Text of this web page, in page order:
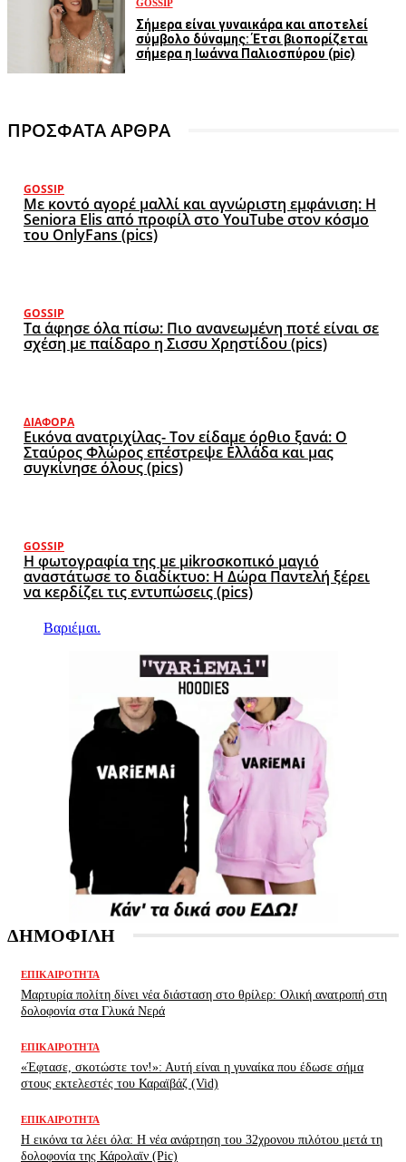
GOSSIP
Σήμερα είναι γυναικάρα και αποτελεί
σύμβολο δύναμης: Έτσι βιοπορίζεται
σήμερα η Ιωάννα Παλιοσπύρου (pic)
ΠΡΟΣΦΑΤΑ ΑΡΘΡΑ
GOSSIP
Με κοντό αγορέ μαλλί και αγνώριστη εμφάνιση: Η
Seniora Elis από προφίλ στο YouTube στον κόσμο
του OnlyFans (pics)
GOSSIP
Τα άφησε όλα πίσω: Πιο ανανεωμένη ποτέ είναι σε
σχέση με παίδαρο η Σισσυ Χρηστίδου (pics)
ΔΙΆΦΟΡΑ
Εικόνα ανατριχίλας- Τον είδαμε όρθιο ξανά: Ο
Σταύρος Φλώρος επέστρεψε Ελλάδα και μας
συγκίνησε όλους (pics)
GOSSIP
Η φωτογραφία της με μikroσκοπικό μαγιό
αναστάτωσε το διαδίκτυο: Η Δώρα Παντελή ξέρει
να κερδίζει τις εντυπώσεις (pics)
Βαριέμαι.
ΔΗΜΟΦΙΛΗ
ΕΠΙΚΑΙΡΌΤΗΤΑ
Μαρτυρία πολίτη δίνει νέα διάσταση στο θρίλερ: Ολική ανατροπή στη
δολοφονία στα Γλυκά Νερά
ΕΠΙΚΑΙΡΌΤΗΤΑ
«Έφτασε, σκοτώστε τον!»: Αυτή είναι η γυναίκα που έδωσε σήμα
στους εκτελεστές του Καραϊβάζ (Vid)
ΕΠΙΚΑΙΡΌΤΗΤΑ
H εικόνα τα λέει όλα: H νέα ανάρτηση του 32χρονου πιλότου μετά τη
δολοφονία της Κάρολαϊν (Pic)